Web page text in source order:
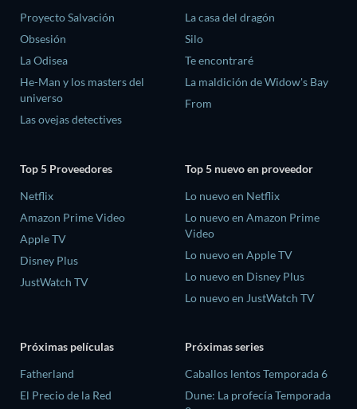
Proyecto Salvación
Obsesión
La Odisea
He-Man y los masters del
universo
Las ovejas detectives
La casa del dragón
Silo
Te encontraré
La maldición de Widow's Bay
From
Top 5 Proveedores
Netflix
Amazon Prime Video
Apple TV
Disney Plus
JustWatch TV
Top 5 nuevo en proveedor
Lo nuevo en Netflix
Lo nuevo en Amazon Prime
Video
Lo nuevo en Apple TV
Lo nuevo en Disney Plus
Lo nuevo en JustWatch TV
Próximas películas
Fatherland
El Precio de la Red
Próximas series
Caballos lentos Temporada 6
Dune: La profecía Temporada